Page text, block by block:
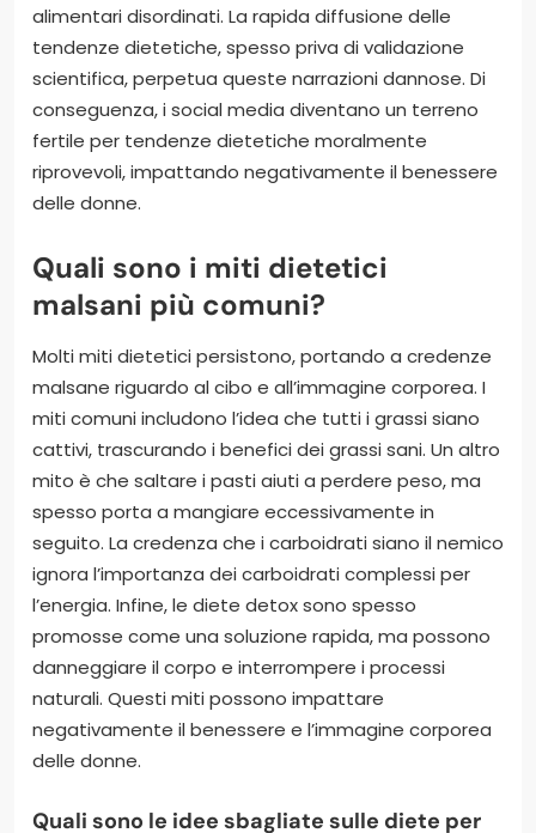
alimentari disordinati. La rapida diffusione delle
tendenze dietetiche, spesso priva di validazione
scientifica, perpetua queste narrazioni dannose. Di
conseguenza, i social media diventano un terreno
fertile per tendenze dietetiche moralmente
riprovevoli, impattando negativamente il benessere
delle donne.
Quali sono i miti dietetici
malsani più comuni?
Molti miti dietetici persistono, portando a credenze
malsane riguardo al cibo e all’immagine corporea. I
miti comuni includono l’idea che tutti i grassi siano
cattivi, trascurando i benefici dei grassi sani. Un altro
mito è che saltare i pasti aiuti a perdere peso, ma
spesso porta a mangiare eccessivamente in
seguito. La credenza che i carboidrati siano il nemico
ignora l’importanza dei carboidrati complessi per
l’energia. Infine, le diete detox sono spesso
promosse come una soluzione rapida, ma possono
danneggiare il corpo e interrompere i processi
naturali. Questi miti possono impattare
negativamente il benessere e l’immagine corporea
delle donne.
Quali sono le idee sbagliate sulle diete per